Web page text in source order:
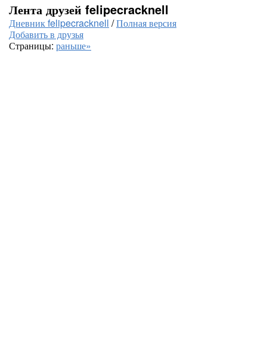
Лента друзей felipecracknell
Дневник felipecracknell /Полная версия
Добавить в друзья
Страницы: раньше»